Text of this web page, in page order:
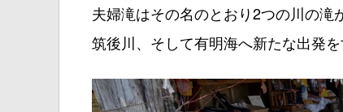
夫婦滝はその名のとおり2つの川の滝
筑後川、そして有明海へ新たな出発